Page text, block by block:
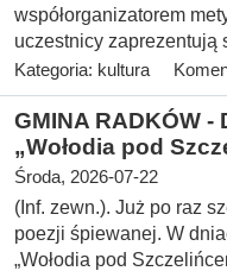
współorganizatorem
uczestnicy
Kategoria: kultura
GMINA RADKÓW
„Wołodia pod
Środa, 2026-07-22
(Inf. zewn.). Już po raz
poezji śpiewanej. W
„Wołodia pod